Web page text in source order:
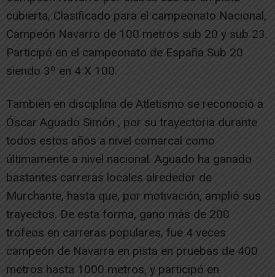
cubierta, Clasificado para el campeonato Nacional,
Campeón Navarro de 100 metros sub 20 y sub 23.
Participó en el campeonato de España Sub 20
siendo 3º en 4 X 100.
También en disciplina de Atletismo se reconoció a
Óscar Aguado Simón , por su trayectoria durante
todos estos años a nivel comarcal como
últimamente a nivel nacional. Aguado ha ganado
bastantes carreras locales alrededor de
Murchante, hasta que, por motivación, amplió sus
trayectos. De esta forma, gano más de 200
trofeos en carreras populares, fue 4 veces
campeón de Navarra en pista en pruebas de 400
metros hasta 1000 metros, y participó en